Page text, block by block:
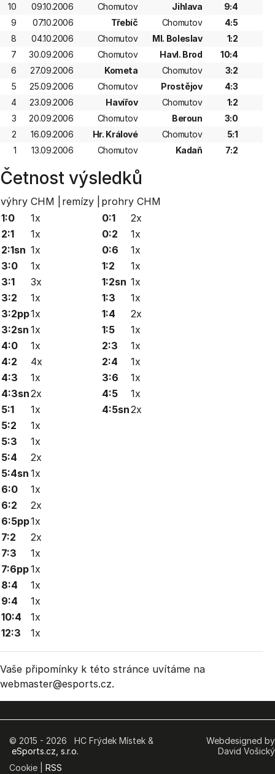
10
09.10.2006 Chomutov Jihlava
9:4
9
07.10.2006 Třebíč Chomutov
4:5
8
04.10.2006 Chomutov Ml. Boleslav
1:2
7
30.09.2006 Chomutov Havl. Brod
10:4
6
27.09.2006 Kometa Chomutov
3:2
5
25.09.2006 Chomutov Prostějov
4:3
4
23.09.2006 Havířov Chomutov
1:2
3
20.09.2006 Chomutov Beroun
3:0
2
16.09.2006 Hr. Králové Chomutov
5:1
1
13.09.2006 Chomutov Kadaň 7:2
Četnost výsledků
výhry CHM | remízy |
prohry CHM
1:0
1x
2:1
1x
2:1sn 1x
3:0
1x
3:1
3x
3:2
1x
3:2pp1x
3:2sn 1x
4:0
1x
4:2
4x
4:3
1x
4:3sn2x
5:1
1x
5:2
1x
5:3
1x
5:4
2x
5:4sn 1x
6:0
1x
6:2
2x
6:5pp1x
7:2
2x
7:3
1x
7:6pp1x
8:4
1x
9:4
1x
10:4
1x
12:3
1x
0:1
2x
0:2
1x
0:6
1x
1:2
1x
1:2sn 1x
1:3
1x
1:4
2x
1:5
1x
2:3
1x
2:4
1x
3:6
1x
4:5
1x
4:5sn2x
Vaše připomínky k této stránce uvítáme na
webmaster@esports.cz.
© 2015 - 2026 HC Frýdek Místek &
eSports.cz, s.r.o.
Cookie | RSS
Webdesigned by
David Vošický